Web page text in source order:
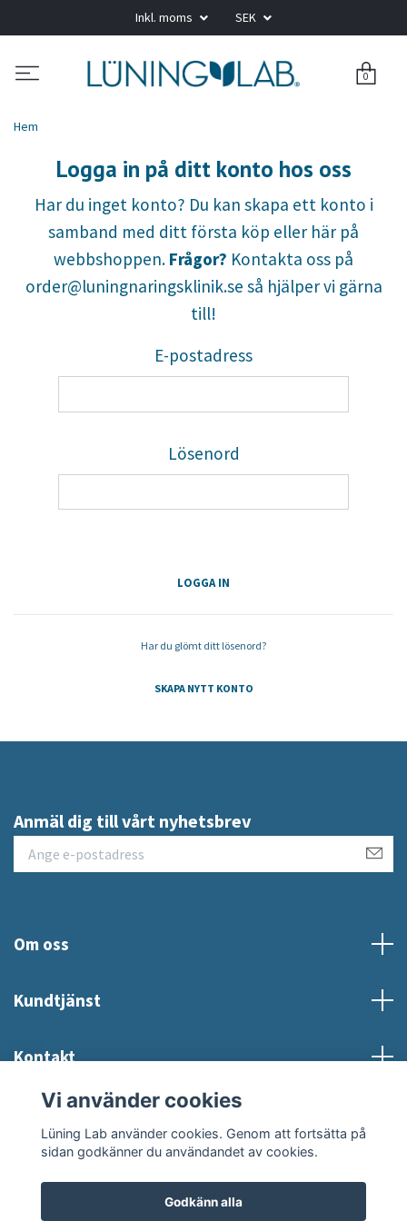
Inkl. moms SEK
0
Hem
Logga in på ditt konto hos oss
Har du inget konto? Du kan skapa ett konto i
samband med ditt första köp eller här på
webbshoppen. Frågor? Kontakta oss på
order@luningnaringsklinik.se så hjälper vi gärna
till!
E-postadress
Lösenord
Har du glömt ditt lösenord?
SKAPA NYTT KONTO
Anmäl dig till vårt nyhetsbrev
Om oss
Kundtjänst
Kontakt
Sociala medier
Vi använder cookies
Lüning Lab använder cookies. Genom att fortsätta på
sidan godkänner du användandet av cookies.
Godkänn alla